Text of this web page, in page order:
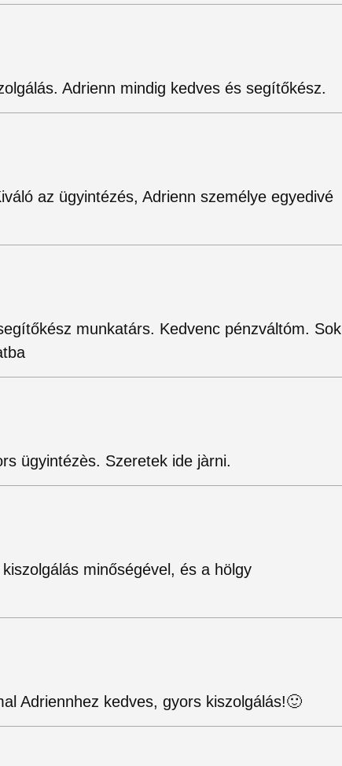
Adrienn mindig kedves és segítőkész.
az ügyintézés, Adrienn személye egyedivé
munkatárs. Kedvenc pénzváltóm. Sok
ügyintézès. Szeretek ide jàrni.
minőségével, és a hölgy
Adriennhez kedves, gyors kiszolgálás!🙂